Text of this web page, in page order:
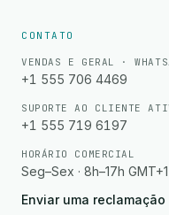
CONTATO
VENDAS E GERAL ·
+1 555 706 4469
SUPORTE AO CLIENTE
+1 555 719 6197
HORÁRIO COMERCIAL
Seg–Sex · 8h–17h GMT+1
Enviar uma reclamação